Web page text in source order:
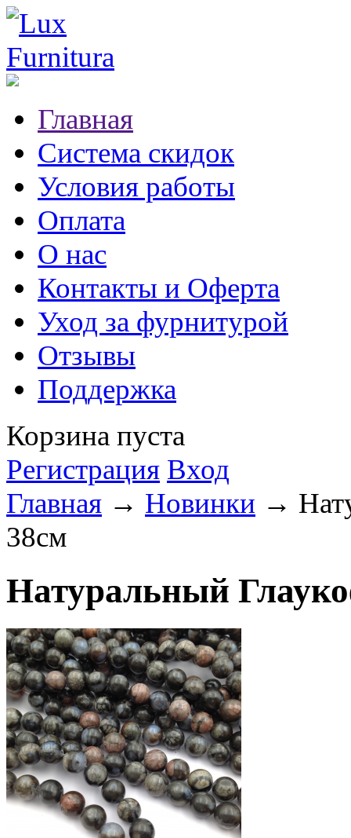
Главная
Система скидок
Условия работы
Оплата
О нас
Контакты и Оферта
Уход за фурнитурой
Отзывы
Поддержка
Корзина пуста
Регистрация Вход
Главная → Новинки →
38см
Натуральный